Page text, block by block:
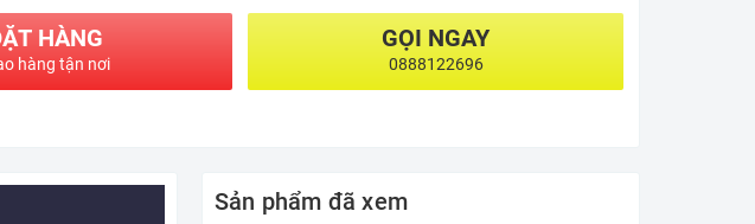
HÀNG
hàng tận nơi
GỌI NGAY
0888122696
Sản phẩm đã xem